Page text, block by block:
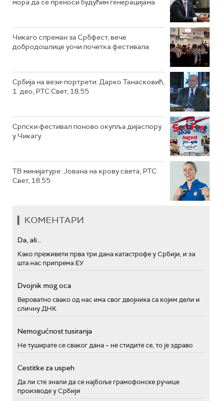
мора да се преноси будућим генерацијама
Чикаго спреман за Србфест, вече
добродошлице уочи почетка фестивала
Србија на вези-портрети: Дарко Танасковић,
1. део, РТС Свет, 18.55
Српски фестивал поново окупља дијаспору
у Чикагу
ТВ минијатуре: Јована на крову света, РТС
Свет, 18.55
КОМЕНТАРИ
Da, ali...
Како преживети прва три дана катастрофе у Србији, и за
шта нас припрема ЕУ
Dvojnik mog oca
Вероватно свако од нас има свог двојника са којим дели и
сличну ДНК
Nemogućnost tusiranja
Не туширате се сваког дана – не стидите се, то је здраво
Cestitke za uspeh
Да ли сте знали да се најбоље грамофонске ручице
производе у Србији